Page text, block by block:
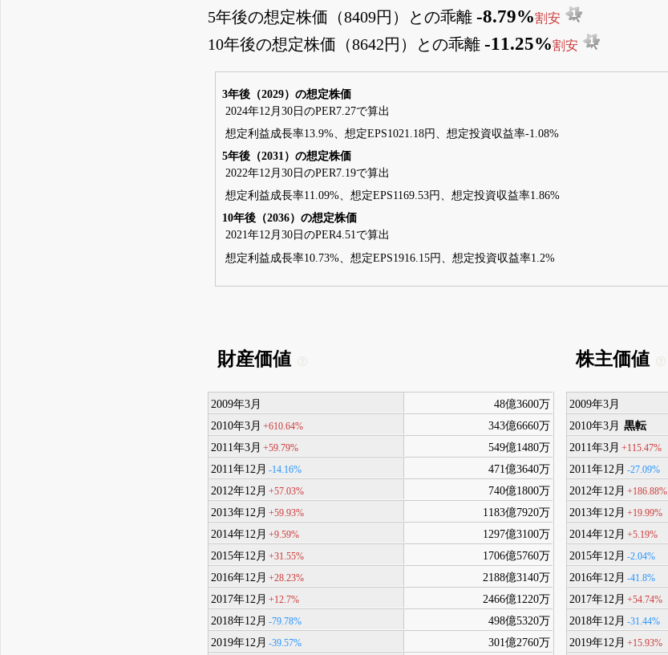
5年後の想定株価（8409円）との乖離-8.79%割安
10年後の想定株価（8642円）との乖離-11.25%割安
3年後（2029）の想定株価
2024年12月30日のPER7.27で算出
想定利益成長率13.9%、想定EPS1021.18円、想定投資収益率-1.08%
5年後（2031）の想定株価
2022年12月30日のPER7.19で算出
想定利益成長率11.09%、想定EPS1169.53円、想定投資収益率1.86%
10年後（2036）の想定株価
2021年12月30日のPER4.51で算出
想定利益成長率10.73%、想定EPS1916.15円、想定投資収益率1.2%
財産価値
2009年3月
48億3600万
2010年3月 +610.64%
343億6660万
2011年3月 +59.79%
549億1480万
2011年12月 -14.16%
471億3640万
2012年12月 +57.03%
740億1800万
2013年12月 +59.93%
1183億7920万
2014年12月 +9.59%
1297億3100万
2015年12月 +31.55%
1706億5760万
2016年12月 +28.23%
2188億3140万
2017年12月 +12.7%
2466億1220万
2018年12月 -79.78%
498億5320万
2019年12月 -39.57%
301億2760万
株主価値
2009年3月
2010年3月 黒転
2011年3月 +115.47%
2011年12月 -27.09%
2012年12月 +186.88%
2013年12月 +19.99%
2014年12月 +5.19%
2015年12月 -2.04%
2016年12月 -41.8%
2017年12月 +54.74%
2018年12月 -31.44%
2019年12月 +15.93%